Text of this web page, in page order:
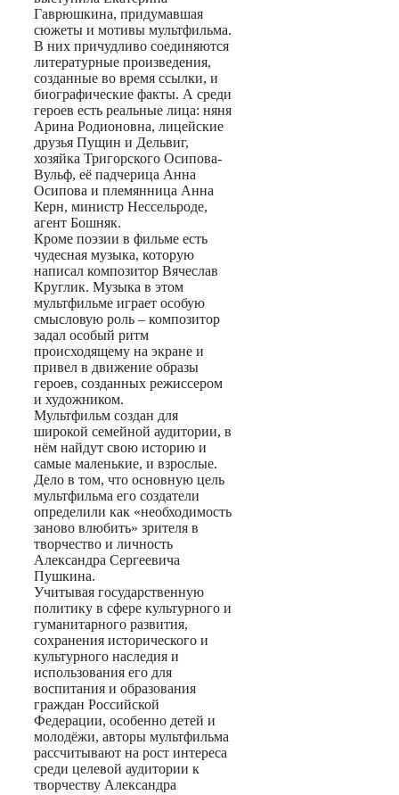
Гаврюшкина, придумавшая
сюжеты и мотивы мультфильма.
В них причудливо соединяются
литературные произведения,
созданные во время ссылки, и
биографические факты. А среди
героев есть реальные лица: няня
Арина Родионовна, лицейские
друзья Пущин и Дельвиг,
хозяйка Тригорского Осипова-
Вульф, её падчерица Анна
Осипова и племянница Анна
Керн, министр Нессельроде,
агент Бошняк.
Кроме поэзии в фильме есть
чудесная музыка, которую
написал композитор Вячеслав
Круглик. Музыка в этом
мультфильме играет особую
смысловую роль – композитор
задал особый ритм
происходящему на экране и
привел в движение образы
героев, созданных режиссером
и художником.
Мультфильм создан для
широкой семейной аудитории, в
нём найдут свою историю и
самые маленькие, и взрослые.
Дело в том, что основную цель
мультфильма его создатели
определили как «необходимость
заново влюбить» зрителя в
творчество и личность
Александра Сергеевича
Пушкина.
Учитывая государственную
политику в сфере культурного и
гуманитарного развития,
сохранения исторического и
культурного наследия и
использования его для
воспитания и образования
граждан Российской
Федерации, особенно детей и
молодёжи, авторы мультфильма
рассчитывают на рост интереса
среди целевой аудитории к
творчеству Александра